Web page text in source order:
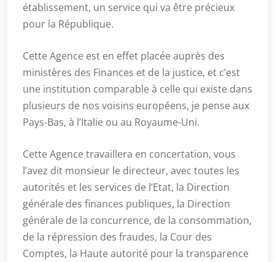
établissement, un service qui va être précieux
pour la République.
Cette Agence est en effet placée auprès des
ministères des Finances et de la justice, et c’est
une institution comparable à celle qui existe dans
plusieurs de nos voisins européens, je pense aux
Pays-Bas, à l’Italie ou au Royaume-Uni.
Cette Agence travaillera en concertation, vous
l’avez dit monsieur le directeur, avec toutes les
autorités et les services de l’Etat, la Direction
générale des finances publiques, la Direction
générale de la concurrence, de la consommation,
de la répression des fraudes, la Cour des
Comptes, la Haute autorité pour la transparence